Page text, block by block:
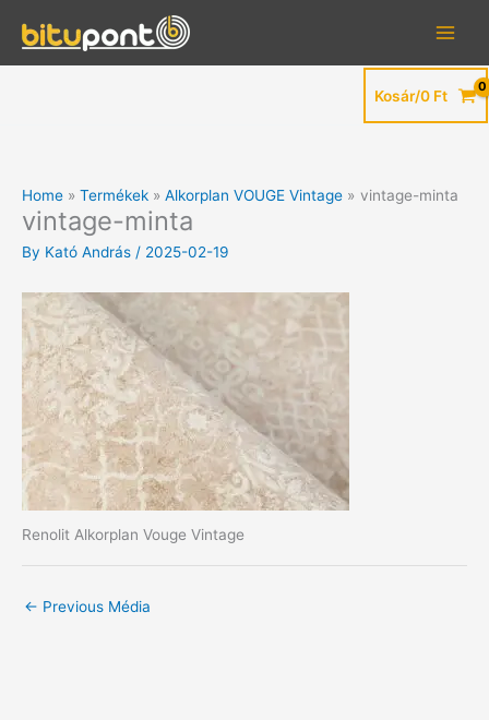
content
Kosár/0 Ft
Home Termékek Alkorplan VOUGE Vintage vintage-minta
vintage-minta
By Kató András / 2025-02-19
Renolit Alkorplan Vouge Vintage
← Previous Média